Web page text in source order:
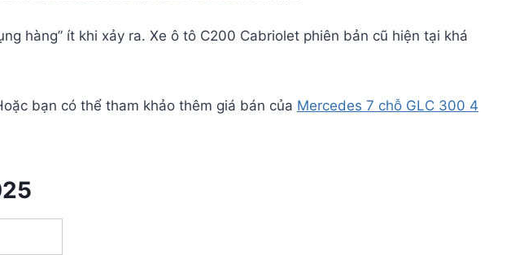
hàng” ít khi xảy ra. Xe ô tô C200 Cabriolet phiên bản cũ hiện tại khá
bạn có thể tham khảo thêm giá bán của Mercedes 7 chỗ GLC 300 4